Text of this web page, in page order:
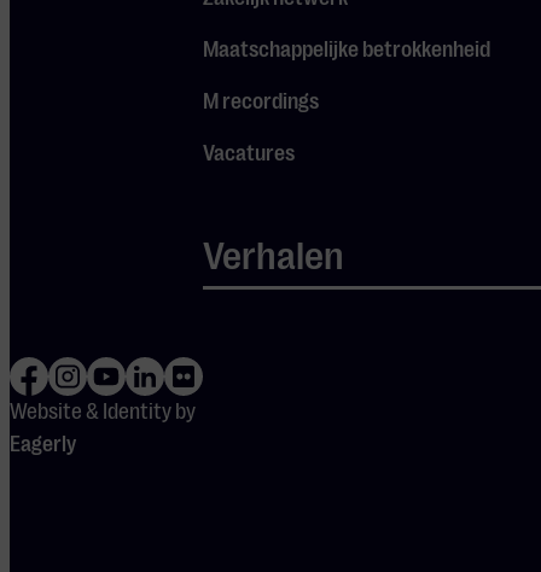
Maatschappelijke betrokkenheid
M recordings
Vacatures
Verhalen
Website & Identity by
Eagerly
interessant